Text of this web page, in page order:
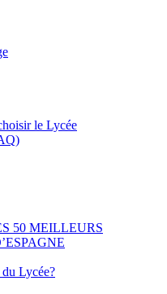
le Lycée
50 MEILLEURS
Lycée?